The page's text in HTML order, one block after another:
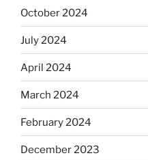
October 2024
July 2024
April 2024
March 2024
February 2024
December 2023